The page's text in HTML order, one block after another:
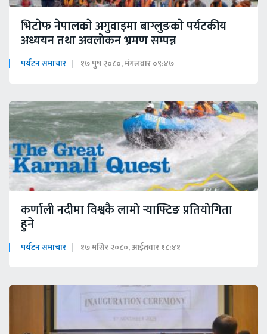
भिटाेफ नेपालकाे अगुवाइमा बाग्लुङकाे पर्यटकीय
अध्ययन तथा अवलोकन भ्रमण सम्पन्न
पर्यटन समाचार १७ पुष २०८०, मंगलवार ०९:४७
कर्णाली नदीमा विश्वकै लामो र्‍याफ्टिङ प्रतियोगिता
हुने
पर्यटन समाचार १७ मंसिर २०८०, आईतवार १८:४१